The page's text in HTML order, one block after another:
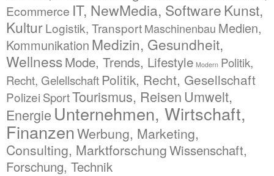
Ecommerce IT, NewMedia, SoftwareKunst,
KulturLogistik, TransportMaschinenbau Medien,
Kommunikation Medizin, Gesundheit,
WellnessMode, Trends, Lifestyle Modern Politik,
Recht, Gelellschaft Politik, Recht, Gesellschaft
Polizei SportTourismus, Reisen Umwelt,
Energie Unternehmen, Wirtschaft,
FinanzenWerbung, Marketing,
Consulting, MarktforschungWissenschaft,
Forschung, Technik